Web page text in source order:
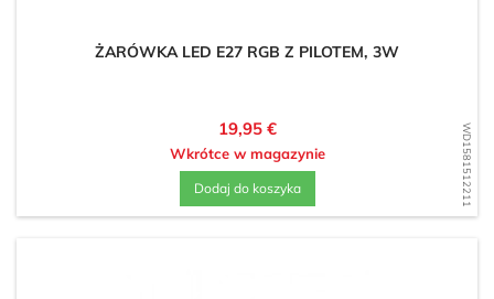
WD1581512211
ŻARÓWKA LED E27 RGB Z PILOTEM, 3W
Cena
19,95 €
Wkrótce w magazynie
Dodaj do koszyka